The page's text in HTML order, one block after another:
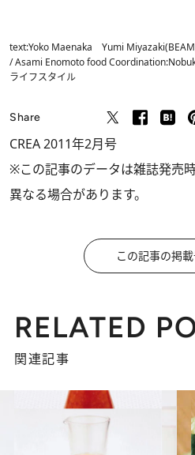
text:Yoko Maenaka Yumi
/ Asami Enomoto food
ライフスタイル
Share
CREA 2011年2月号
※この記事のデータは雑誌発売
異なる場合があります。
この記事の掲
RELATED
関連記事